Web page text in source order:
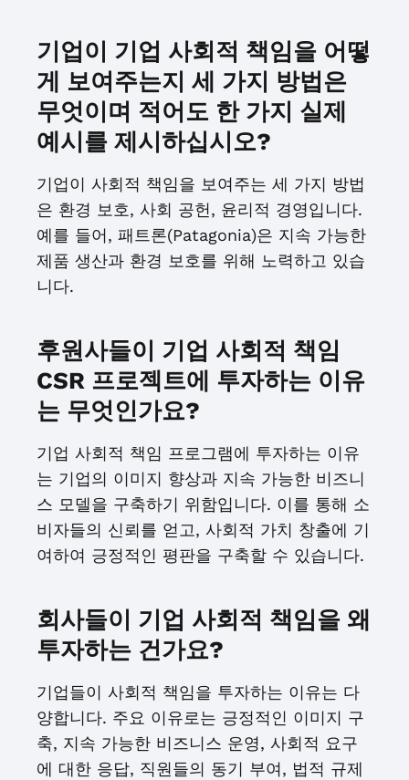
기업이 기업 사회적 책임을 어떻
게 보여주는지 세 가지 방법은
무엇이며 적어도 한 가지 실제
예시를 제시하십시오?
기업이 사회적 책임을 보여주는 세 가지 방법
은 환경 보호, 사회 공헌, 윤리적 경영입니다.
예를 들어, 패트론(Patagonia)은 지속 가능한
제품 생산과 환경 보호를 위해 노력하고 있습
니다.
후원사들이 기업 사회적 책임
CSR 프로젝트에 투자하는 이유
는 무엇인가요?
기업 사회적 책임 프로그램에 투자하는 이유
는 기업의 이미지 향상과 지속 가능한 비즈니
스 모델을 구축하기 위함입니다. 이를 통해 소
비자들의 신뢰를 얻고, 사회적 가치 창출에 기
여하여 긍정적인 평판을 구축할 수 있습니다.
회사들이 기업 사회적 책임을 왜
투자하는 건가요?
기업들이 사회적 책임을 투자하는 이유는 다
양합니다. 주요 이유로는 긍정적인 이미지 구
축, 지속 가능한 비즈니스 운영, 사회적 요구
에 대한 응답, 직원들의 동기 부여, 법적 규제